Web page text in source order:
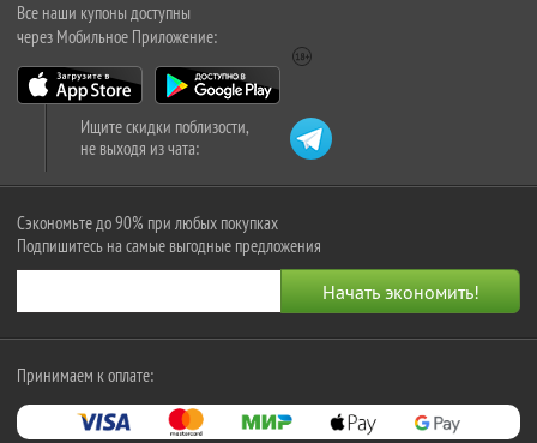
Все наши купоны доступны
через Мобильное Приложение:
Ищите скидки поблизости,
не выходя из чата:
Сэкономьте до 90% при любых покупках
Подпишитесь на самые выгодные предложения
Принимаем к оплате: